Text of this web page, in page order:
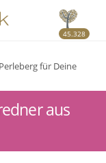
45.328
für Deine
aus